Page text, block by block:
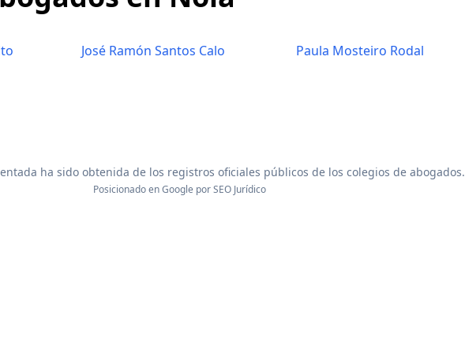
José Ramón Santos Calo Paula Mosteiro Rodal
ha sido obtenida de los registros oficiales públicos de los colegios de abogados.
Posicionado en Google porSEO Jurídico